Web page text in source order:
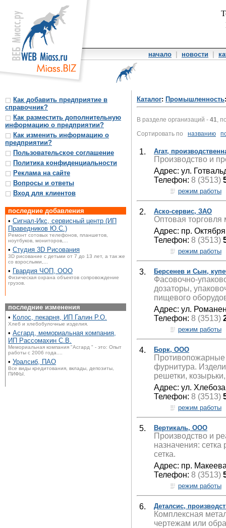
начало новости
Как добавить предприятие в
справочник?
Как разместить дополнительную
информацию о предприятии?
Как изменить информацию о
предприятии?
Пользовательское соглашение
Политика конфиденциальности
Реклама на сайте
Вопросы и ответы
Вход для клиентов
последние добавления
• Сигнал-Икс, сервисный центр (ИП
Праведников Ю.С.)
Ремонт сотовых телефонов, планшетов,
ноутбуков, мониторов,...
• Студия 3D Рисования
3D рисование с детьми от 7 до 13 лет, а так же
со взрослыми,...
• Гвардия ЧОП, ООО
Физическая охрана объектов сопровождение
грузов.
последние изменения
• Колос, пекарня, ИП Галин Р.О.
Хлеб и хлебобулочные изделия.
• Асгард, мемориальная компания,
ИП Рассомахин С.В.
Мемориальная компания "Асгард " - это: Опыт
работы с 2006 года....
• Уралсиб, ПАО
Все виды кредитования, вклады, депозиты,
ПИФЫ.
Каталог: Промышленность
В разделе организаций - 41 ,
Сортировать по названию
1. Агат,
Производство и
Адрес: ул.
Телефон: 8 (3513)
режим работы
2. Аско-сервис, ЗАО
Оптовая торговля
Адрес: пр.
Телефон: 8 (3513)
режим работы
3. Берсенев и Сын,
Фасовочно-
дозаторы,
пищевого
Адрес: ул.
Телефон: 8 (3513)
режим работы
4. Борк, ООО
Противопожарные
фурнитура.
решетки,
Адрес: ул.
Телефон: 8 (3513)
режим работы
5. Вертикаль, ООО
Производство и
назначения: сетка
сетка.
Адрес: пр.
Телефон: 8 (3513)
режим работы
6. Деталсис,
Комплексная
чертежам или